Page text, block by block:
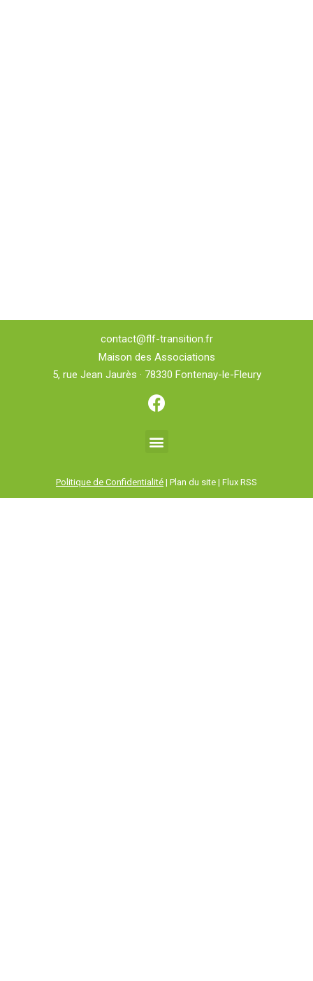
contact@flf-transition.fr
Maison des Associations
5, rue Jean Jaurès · 78330 Fontenay-le-Fleury
Politique de Confidentialité | Plan du site | Flux RSS